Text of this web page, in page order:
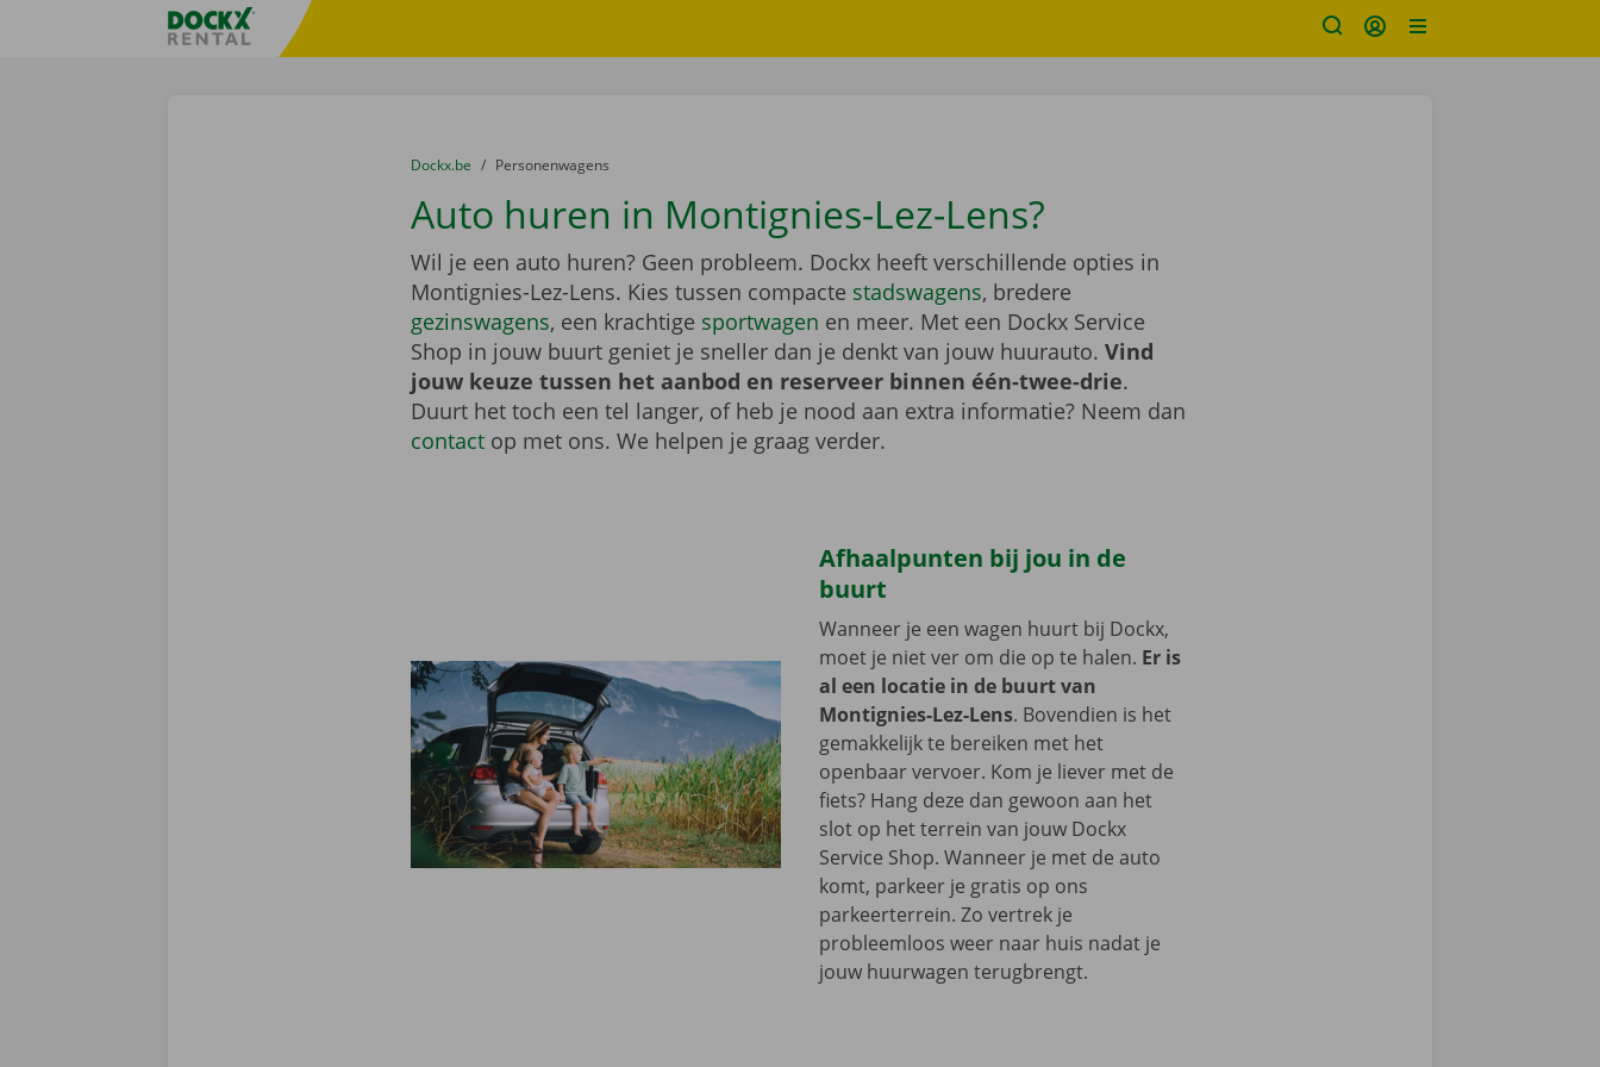
Taalselectie overslaanFratello DEMO
U bevindt zich hier:
van
Dockx.be naar
Personenwagens
Auto huren in Montignies-Lez-Lens?
Wil je een auto huren? Geen probleem. Dockx heeft verschillende opties in
Montignies-Lez-Lens. Kies tussen compacte stadswagens, bredere
gezinswagens, een krachtige sportwagen en meer. Met een Dockx Service
Shop in jouw buurt geniet je sneller dan je denkt van jouw huurauto. Vind
jouw keuze tussen het aanbod en reserveer binnen één-twee-drie.
Duurt het toch een tel langer, of heb je nood aan extra informatie? Neem dan
contactop met ons. We helpen je graag verder.
Afhaalpunten bij jou in de
buurt
Wanneer je een wagen huurt bij Dockx,
moet je niet ver om die op te halen. Er is
al een locatie in de buurt van
Montignies-Lez-Lens. Bovendien is het
gemakkelijk te bereiken met het
openbaar vervoer. Kom je liever met de
fiets? Hang deze dan gewoon aan het
slot op het terrein van jouw Dockx
Service Shop. Wanneer je met de auto
komt, parkeer je gratis op ons
parkeerterrein. Zo vertrek je
probleemloos weer naar huis nadat je
jouw huurwagen terugbrengt.